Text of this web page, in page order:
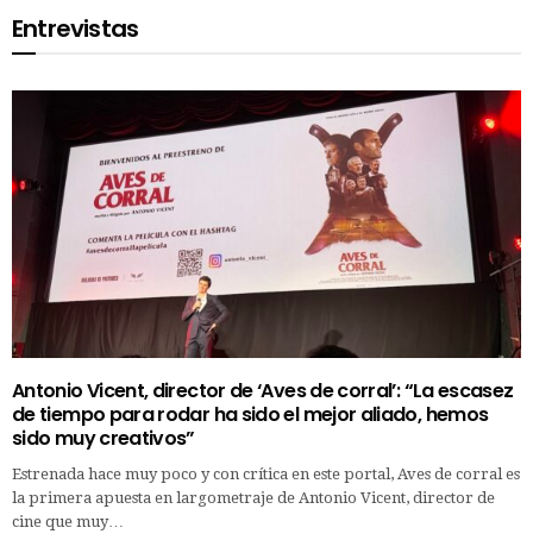
Entrevistas
Antonio Vicent, director de ‘Aves de corral’: “La escasez
de tiempo para rodar ha sido el mejor aliado, hemos
sido muy creativos”
Estrenada hace muy poco y con crítica en este portal, Aves de corral es
la primera apuesta en largometraje de Antonio Vicent, director de
cine que muy…